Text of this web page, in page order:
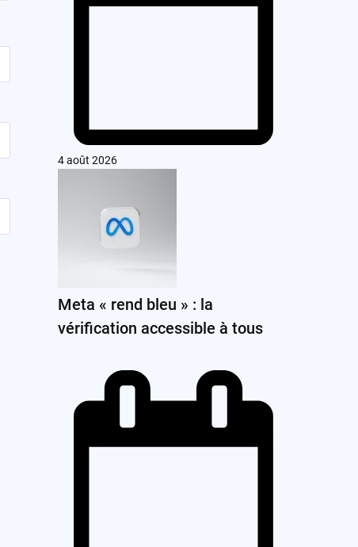
4 août 2026
Meta « rend bleu » : la
vérification accessible à tous